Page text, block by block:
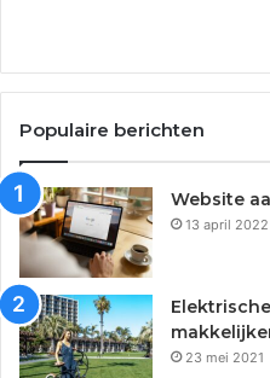
Populaire berichten
Website
13 april 2022
23 mei 2021